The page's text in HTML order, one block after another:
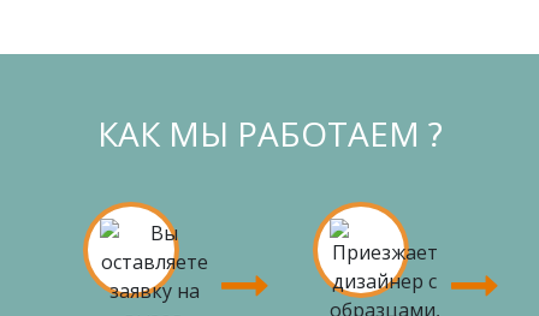
КАК МЫ РАБОТАЕМ ?